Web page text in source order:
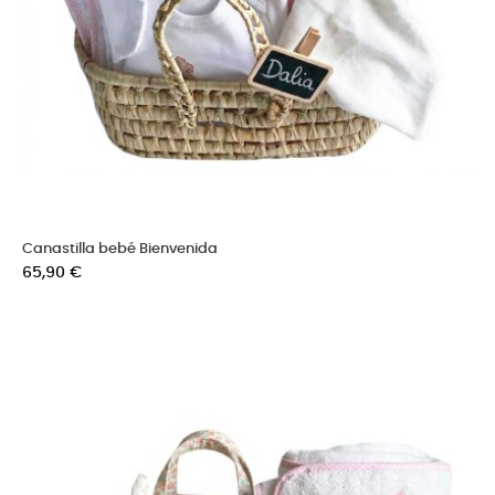
Canastilla bebé Bienvenida
Precio
65,90 €